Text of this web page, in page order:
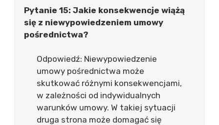
Pytanie 15: Jakie konsekwencje wiążą
się z niewypowiedzeniem umowy
pośrednictwa?
Odpowiedź: Niewypowiedzenie
umowy pośrednictwa może
skutkować różnymi konsekwencjami,
w zależności od indywidualnych
warunków umowy. W takiej sytuacji
druga strona może domagać się